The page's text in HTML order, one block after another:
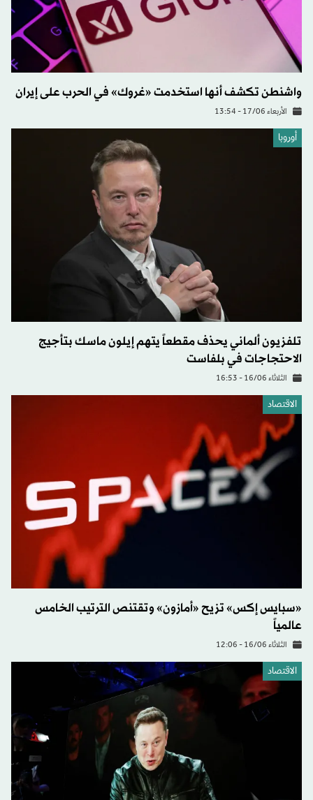
واشنطن تكشف أنها استخدمت «غروك» في الحرب على إيران
الأربعاء 17/06 - 13:54
أوروبا
تلفزيون ألماني يحذف مقطعاً يتهم إيلون ماسك بتأجيج
الاحتجاجات في بلفاست
الثلاثاء 16/06 - 16:53
الاقتصاد
«سبايس إكس» تزيح «أمازون» وتقتنص الترتيب الخامس
عالمياً
الثلاثاء 16/06 - 12:06
الاقتصاد